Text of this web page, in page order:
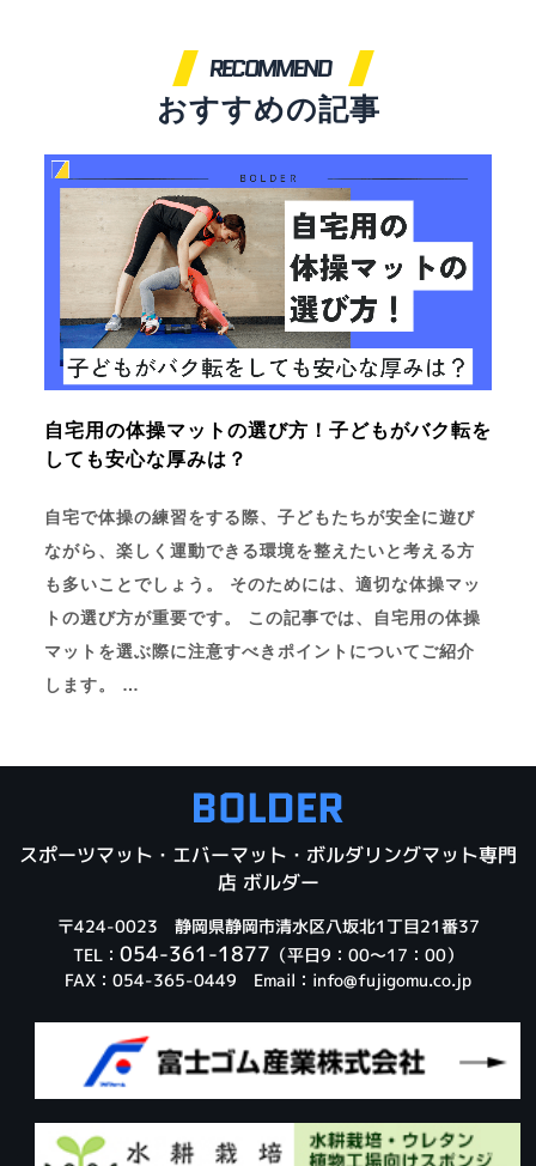
RECOMMEND
おすすめの記事
自宅用の体操マットの選び方！子どもがバク転を
しても安心な厚みは？
自宅で体操の練習をする際、子どもたちが安全に遊び
ながら、楽しく運動できる環境を整えたいと考える方
も多いことでしょう。 そのためには、適切な体操マッ
トの選び方が重要です。 この記事では、自宅用の体操
マットを選ぶ際に注意すべきポイントについてご紹介
します。 …
スポーツマット・エバーマット・ボルダリングマット専門
店 ボルダー
〒424-0023 静岡県静岡市清水区八坂北1丁目21番37
TEL： 054-361-1877 （平日9：00～17：00）
FAX：054-365-0449 Email： info@fujigomu.co.jp